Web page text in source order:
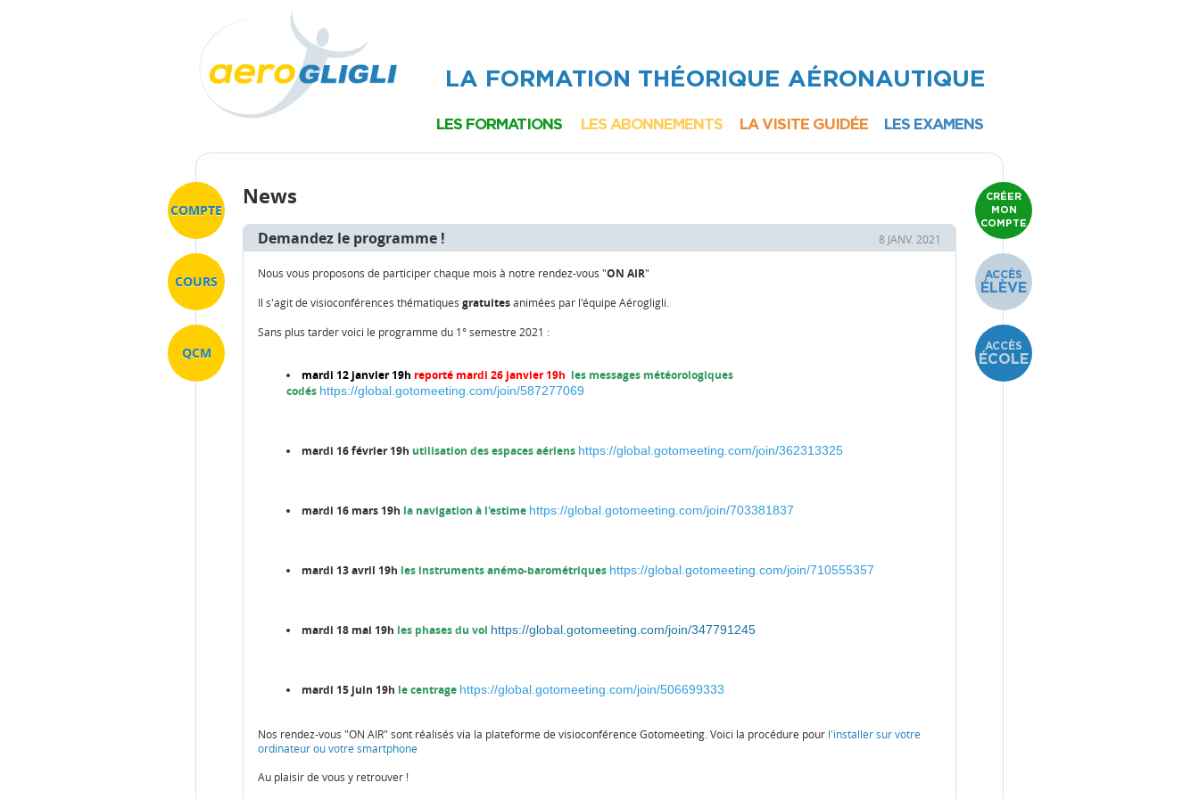
LA FORMATION THÉORIQUE AÉRONAUTIQUE
LES FORMATIONS
RENDEZ-VOUS
"ON AIR"
COMMANDE
"ON AIR"
LES ABONNEMENTS LA VISITE GUIDÉE LES EXAMENS
COMPTE
COURS
QCM
CRÉER
MON
COMPTE
ACCÈS
ÉLÈVE
ACCÈS
ÉCOLE
News
8 JANV. 2021
Demandez le programme !
Nous vous proposons de participer chaque mois à notre rendez-vous "ON AIR"
Il s'agit de visioconférences thématiques gratuitesanimées par l'équipe Aérogligli.
Sans plus tarder voici le programme du 1° semestre 2021 :
mardi 12 janvier 19h reporté mardi 26 janvier 19h les messages météorologiques
codés https://global.gotomeeting.com/join/587277069
mardi 16 février 19h utilisation des espaces aériens https://global.gotomeeting.com/join/362313325
mardi 16 mars 19h la navigation à l'estime https://global.gotomeeting.com/join/703381837
mardi 13 avril 19h les instruments anémo-barométriques https://global.gotomeeting.com/join/710555357
mardi 18 mai 19h les phases du vol https://global.gotomeeting.com/join/347791245
mardi 15 juin 19h le centrage https://global.gotomeeting.com/join/506699333
Nos rendez-vous "ON AIR" sont réalisés via la plateforme de visioconférence Gotomeeting. Voici la procédure pour l'installer sur votre
ordinateur ou votre smartphone
Au plaisir de vous y retrouver !